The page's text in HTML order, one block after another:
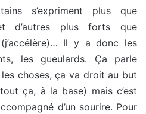
s’expriment plus que
d’autres plus forts que
Il y a donc les
les gueulards. Ça parle
choses, ça va droit au but
ça, à la base) mais c’est
d’un sourire. Pour